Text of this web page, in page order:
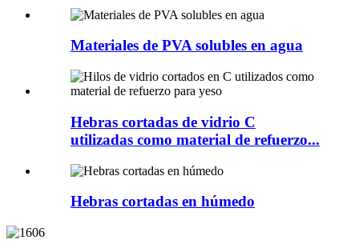
Materiales de PVA solubles en agua
Hebras cortadas de vidrio C
utilizadas como material de refuerzo...
Hebras cortadas en húmedo